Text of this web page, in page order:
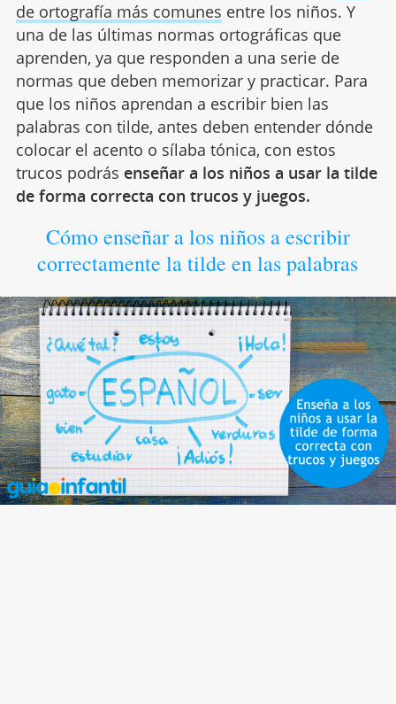
de ortografía más comunes entre los niños. Y
una de las últimas normas ortográficas que
aprenden, ya que responden a una serie de
normas que deben memorizar y practicar. Para
que los niños aprendan a escribir bien las
palabras con tilde, antes deben entender dónde
colocar el acento o sílaba tónica, con estos
trucos podrás enseñar a los niños a usar la tilde
de forma correcta con trucos y juegos.
Cómo enseñar a los niños a escribir
correctamente la tilde en las palabras